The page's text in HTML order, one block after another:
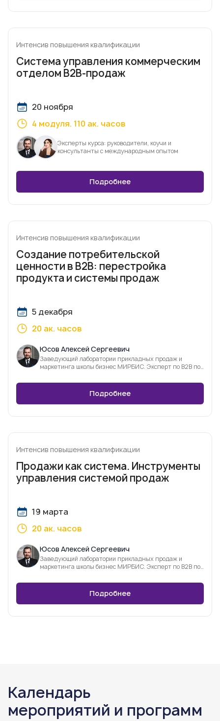
Интенсив повышения квалификации
Система управления коммерческим
отделом B2B-продаж
20 ноября
4 модуля. 110 ак. часов
Эксперты курса: руководители, коучи и
консультанты с международным опытом
Подробнее
Интенсив повышения квалификации
Создание потребительской
ценности в В2В: перестройка
продукта и системы продаж
5 декабря
20 ак. часов
Юсов Алексей Сергеевич
Заведующий лаборатории прикладных продаж и
маркетинга школы бизнес МИРБИС. Эксперт по В2В по
Подробнее
Интенсив повышения квалификации
Продажи как система. Инструменты
управления системой продаж
19 марта
20 ак. часов
Юсов Алексей Сергеевич
Заведующий лаборатории прикладных продаж и
маркетинга школы бизнес МИРБИС. Эксперт по В2В по
Подробнее
Календарь
мероприятий и программ